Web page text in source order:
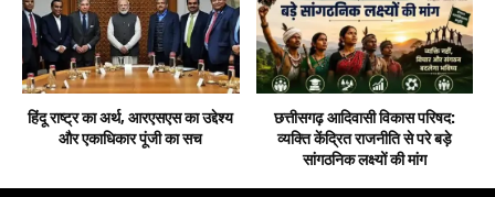
हिंदू राष्ट्र का अर्थ, आरएसएस का उद्देश्य
और एकाधिकार पूंजी का सच
छत्तीसगढ़ आदिवासी विकास परिषद:
व्यक्ति केंद्रित राजनीति से परे बड़े
सांगठनिक लक्ष्यों की मांग